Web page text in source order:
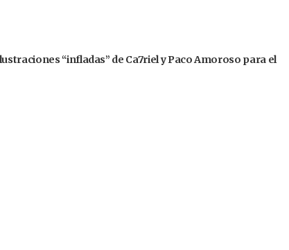
“infladas” de Ca7riel y Paco Amoroso para el